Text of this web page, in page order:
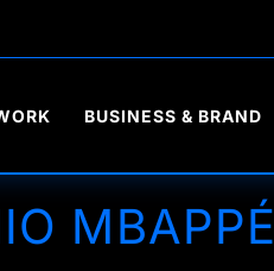
BUSINESS & BRAND
MBAPPÉ